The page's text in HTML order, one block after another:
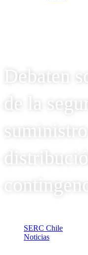
Debaten
de la
SERC Chile
Noticias